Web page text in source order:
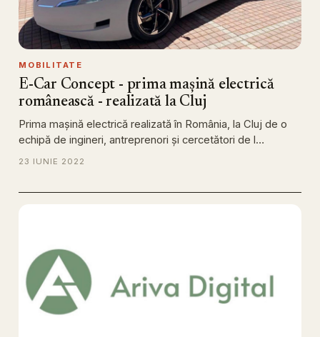
MOBILITATE
E-Car Concept - prima mașină electrică
românească - realizată la Cluj
Prima mașină electrică realizată în România, la Cluj de o
echipă de ingineri, antreprenori și cercetători de l…
23 IUNIE 2022